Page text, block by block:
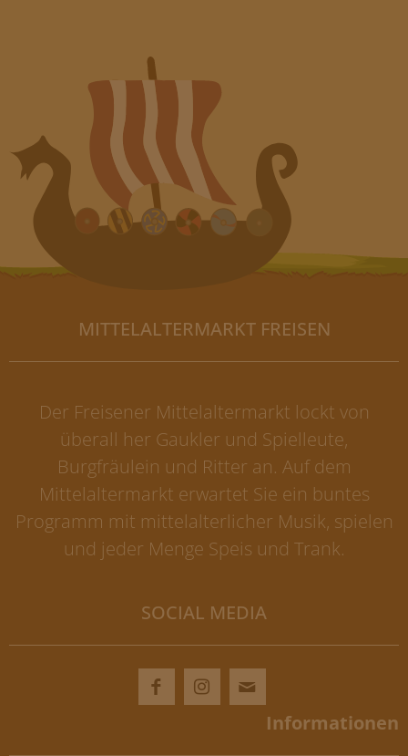
MITTELALTERMARKT FREISEN
Der Freisener Mittelaltermarkt lockt von
überall her Gaukler und Spielleute,
Burgfräulein und Ritter an. Auf dem
Mittelaltermarkt erwartet Sie ein buntes
Programm mit mittelalterlicher Musik, spielen
und jeder Menge Speis und Trank.
SOCIAL MEDIA